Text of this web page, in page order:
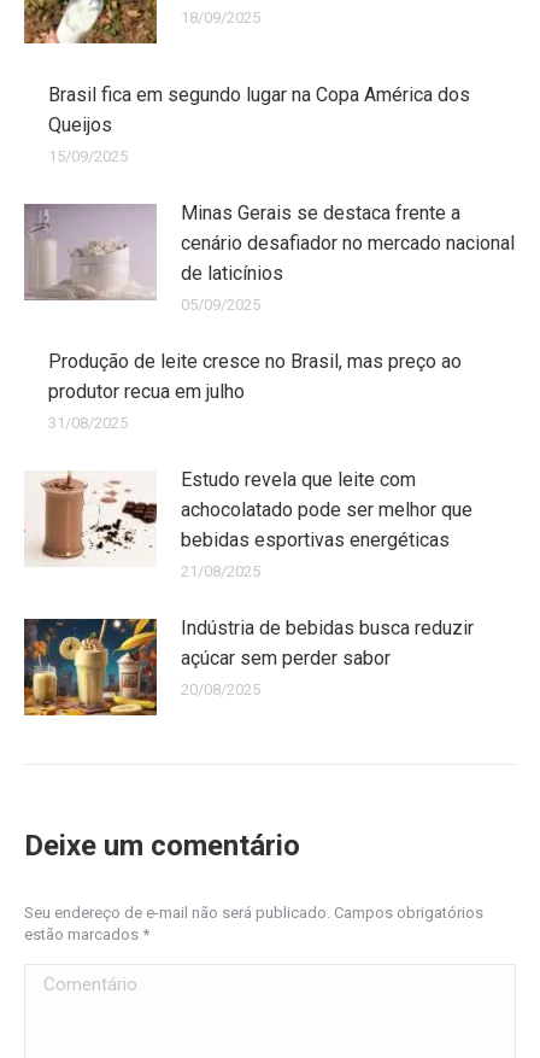
18/09/2025
Brasil fica em segundo lugar na Copa América dos
Queijos
15/09/2025
Minas Gerais se destaca frente a
cenário desafiador no mercado nacional
de laticínios
05/09/2025
Produção de leite cresce no Brasil, mas preço ao
produtor recua em julho
31/08/2025
Estudo revela que leite com
achocolatado pode ser melhor que
bebidas esportivas energéticas
21/08/2025
Indústria de bebidas busca reduzir
açúcar sem perder sabor
20/08/2025
Deixe um comentário
Seu endereço de e-mail não será publicado. Campos obrigatórios
estão marcados *
Comentário